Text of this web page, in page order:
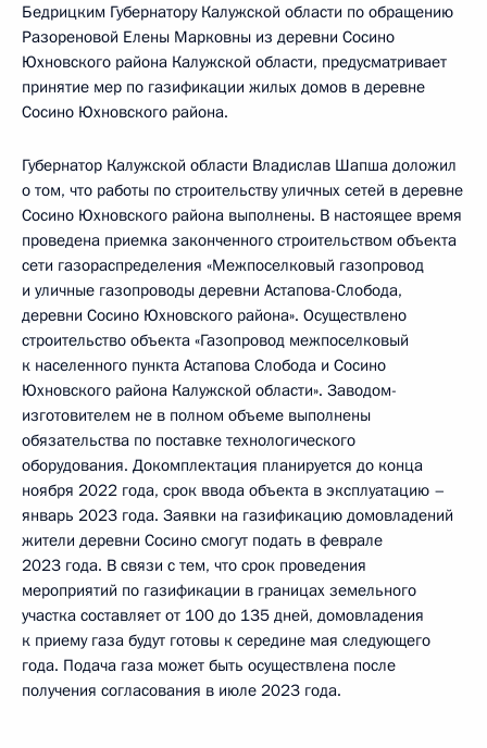
Бедрицким Губернатору Калужской области по обращению
Разореновой Елены Марковны из деревни Сосино
Юхновского района Калужской области, предусматривает
принятие мер по газификации жилых домов в деревне
Сосино Юхновского района.
Губернатор Калужской области Владислав Шапша доложил
о том, что работы по строительству уличных сетей в деревне
Сосино Юхновского района выполнены. В настоящее время
проведена приемка законченного строительством объекта
сети газораспределения «Межпоселковый газопровод
и уличные газопроводы деревни Астапова-Слобода,
деревни Сосино Юхновского района». Осуществлено
строительство объекта «Газопровод межпоселковый
к населенного пункта Астапова Слобода и Сосино
Юхновского района Калужской области». Заводом-
изготовителем не в полном объеме выполнены
обязательства по поставке технологического
оборудования. Докомплектация планируется до конца
ноября 2022 года, срок ввода объекта в эксплуатацию –
январь 2023 года. Заявки на газификацию домовладений
жители деревни Сосино смогут подать в феврале
2023 года. В связи с тем, что срок проведения
мероприятий по газификации в границах земельного
участка составляет от 100 до 135 дней, домовладения
к приему газа будут готовы к середине мая следующего
года. Подача газа может быть осуществлена после
получения согласования в июле 2023 года.